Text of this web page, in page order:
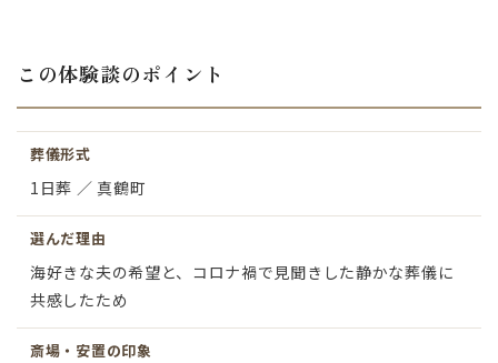
この体験談のポイント
葬儀形式
1日葬 ／ 真鶴町
選んだ理由
海好きな夫の希望と、コロナ禍で見聞きした静かな葬儀に
共感したため
斎場・安置の印象